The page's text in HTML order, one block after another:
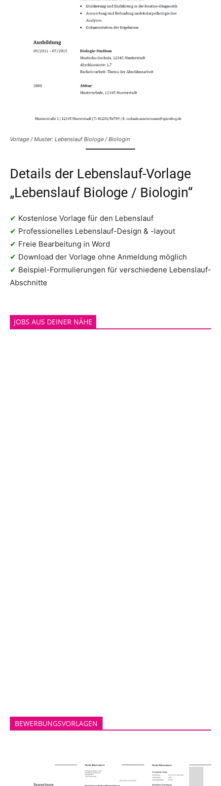
Vorlage / Muster: Lebenslauf Biologe / Biologin
Details der Lebenslauf-Vorlage
„Lebenslauf Biologe / Biologin“
✔ Kostenlose Vorlage für den Lebenslauf
✔ Professionelles Lebenslauf-Design & -layout
✔ Freie Bearbeitung in Word
✔ Download der Vorlage ohne Anmeldung möglich
✔ Beispiel-Formulierungen für verschiedene Lebenslauf-
Abschnitte
JOBS AUS DEINER NÄHE
BEWERBUNGSVORLAGEN